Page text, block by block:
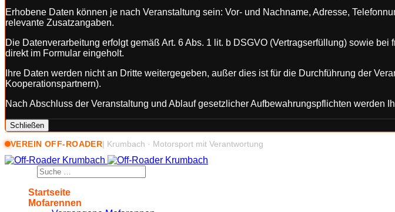
Erhobene Daten können je nach Veranstaltung sein: Vor- und Nachname, Adresse,
relevante Zusatzangaben.
Die Datenverarbeitung erfolgt gemäß Art. 6 Abs. 1 lit. b DSGVO (Vertragserfüllung) sowie
direkt im Formular eingeholt.
Ihre Daten werden nicht an Dritte weitergegeben, außer dies ist für die Durchführung der
Kooperationspartnern).
Nach Abschluss der Veranstaltung und Ablauf gesetzlicher Aufbewahrungspflichten werden
Schließen
VEREIN OFF-ROADER| Krumbach · Motorsport mit Verantwortung
Startseite
Mofarennen